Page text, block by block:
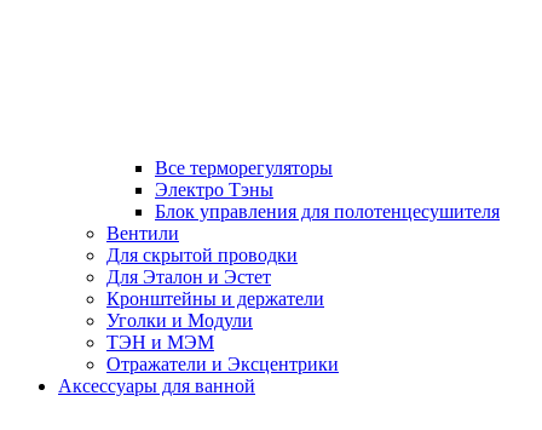
Все терморегуляторы
Электро Тэны
Блок управления для полотенцесушителя
Вентили
Для скрытой проводки
Для Эталон и Эстет
Кронштейны и держатели
Уголки и Модули
ТЭН и МЭМ
Отражатели и Эксцентрики
Аксессуары для ванной